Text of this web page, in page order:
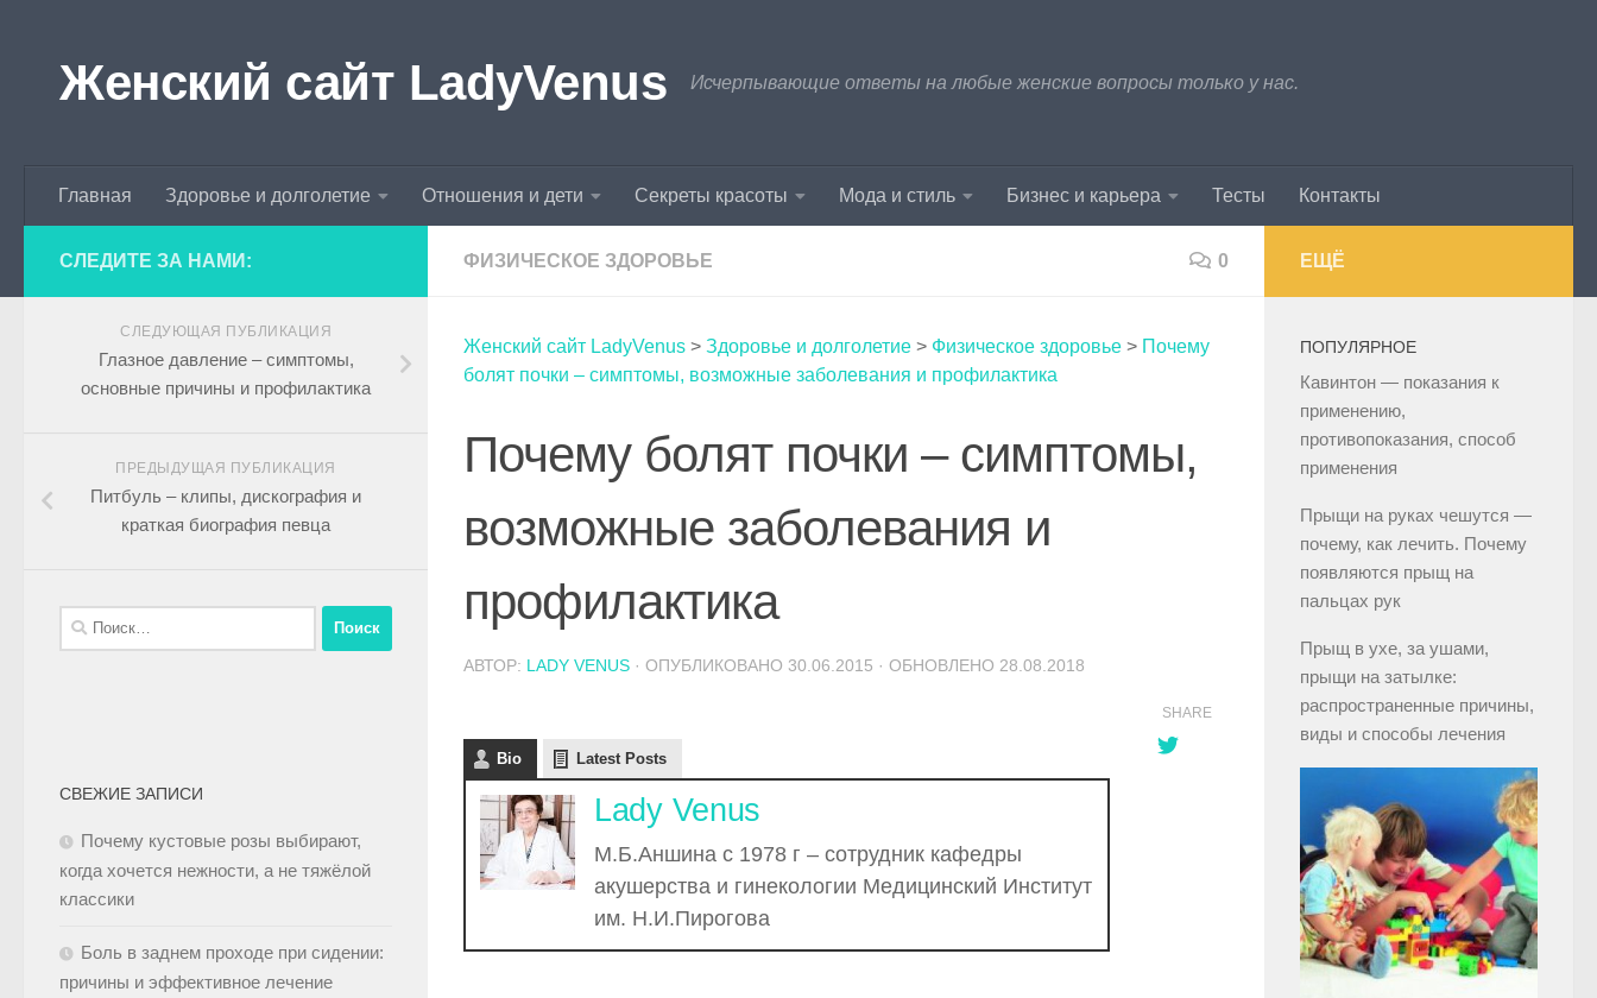
Женский сайт LadyVenus Исчерпывающие ответы на любые женские вопросы только у нас.
Главная Здоровье и долголетие Отношения и дети Секреты красоты Мода и стиль Бизнес и карьера Тесты Контакты
ФИЗИЧЕСКОЕ ЗДОРОВЬЕ 0
Женский сайт LadyVenus > Здоровье и долголетие > Физическое здоровье > Почему
болят почки – симптомы, возможные заболевания и профилактика
Почему болят почки – симптомы,
возможные заболевания и
профилактика
АВТОР: LADY VENUS · ОПУБЛИКОВАНО 30.06.2015 · ОБНОВЛЕНО 28.08.2018
Bio Latest Posts
Lady Venus
М.Б.Аншина с 1978 г – сотрудник кафедры
акушерства и гинекологии Медицинский Институт
им. Н.И.Пирогова
SHARE
СЛЕДИТЕ ЗА НАМИ:
СЛЕДУЮЩАЯ ПУБЛИКАЦИЯ
Глазное давление – симптомы,
основные причины и профилактика
ПРЕДЫДУЩАЯ ПУБЛИКАЦИЯ
Питбуль – клипы, дискография и
краткая биография певца
СВЕЖИЕ ЗАПИСИ
Почему кустовые розы выбирают,
когда хочется нежности, а не тяжёлой
классики
Боль в заднем проходе при сидении:
причины и эффективное лечение
ЕЩЁ
ПОПУЛЯРНОЕ
Кавинтон — показания к
применению,
противопоказания, способ
применения
Прыщи на руках чешутся —
почему, как лечить. Почему
появляются прыщ на
пальцах рук
Прыщ в ухе, за ушами,
прыщи на затылке:
распространенные причины,
виды и способы лечения